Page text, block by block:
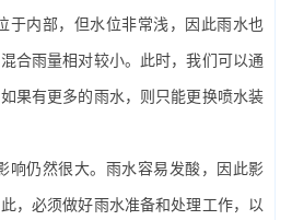
内部，但水位非常浅，因此雨水也
合雨量相对较小。此时，我们可以通
果有更多的雨水，则只能更换喷水装
仍然很大。雨水容易发酸，因此影
，必须做好雨水准备和处理工作，以